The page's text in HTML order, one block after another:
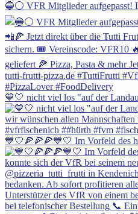
🔵⚪ VFR Mitglieder aufgepasst!
💙🤍 nicht viel los "auf der
💙🤍🍕🍕🍕💙🤍 Im Vorfeld des